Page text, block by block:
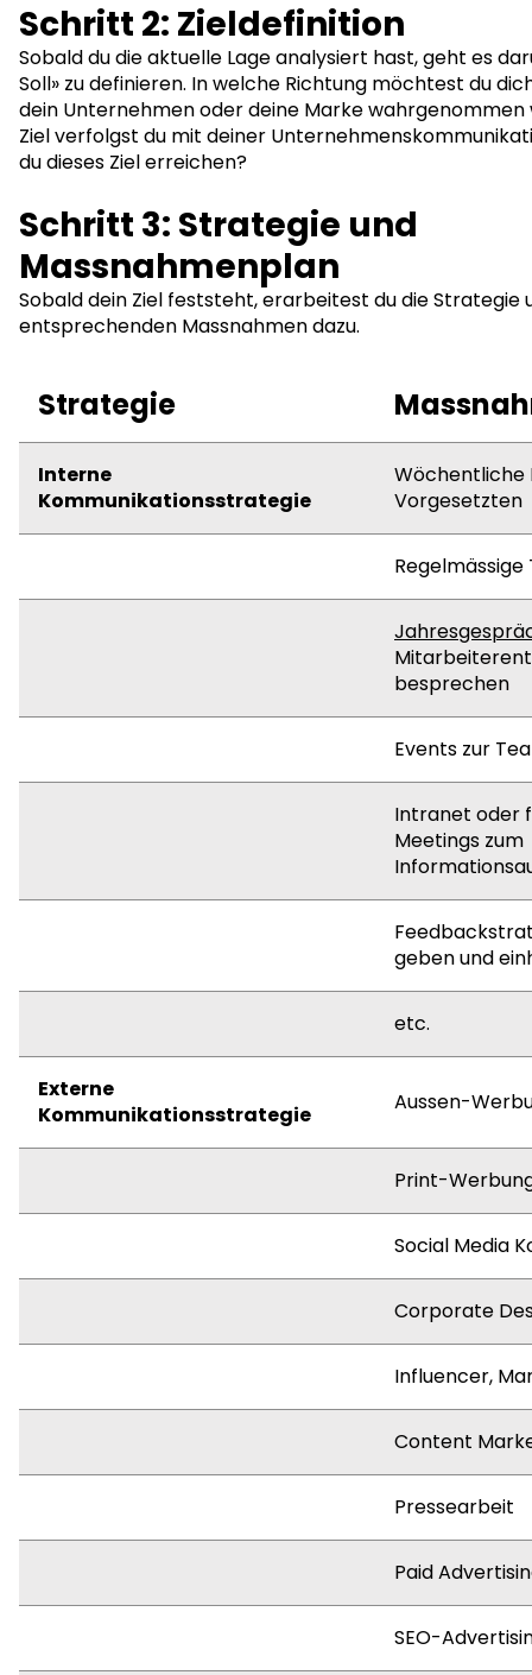
Schritt 2: Zieldefinition
Sobald du die aktuelle Lage analysiert hast, geht es
Soll» zu definieren. In welche Richtung möchtest du
dein Unternehmen oder deine Marke wahrgenommen
Ziel verfolgst du mit deiner
du dieses Ziel erreichen?
Schritt 3: Strategie und
Massnahmenplan
Sobald dein Ziel feststeht, erarbeitest du die Strategie
entsprechenden Massnahmen dazu.
Strategie
Interne
Kommunikationsstrategie
Wöchentliche
Vorgesetzten
besprechen
Events zur
Intranet oder
Meetings zum
geben und
etc.
Externe
Kommunikationsstrategie
Aussen-
Print-
Social Media
Corporate
Influencer,
Content
Pressearbeit
Paid
SEO-